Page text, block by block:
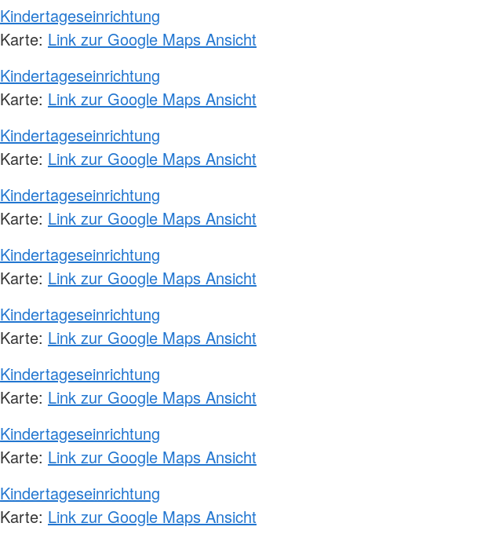
Kindertageseinrichtung
Karte: Link zur Google Maps Ansicht
Kindertageseinrichtung
Karte: Link zur Google Maps Ansicht
Kindertageseinrichtung
Karte: Link zur Google Maps Ansicht
Kindertageseinrichtung
Karte: Link zur Google Maps Ansicht
Kindertageseinrichtung
Karte: Link zur Google Maps Ansicht
Kindertageseinrichtung
Karte: Link zur Google Maps Ansicht
Kindertageseinrichtung
Karte: Link zur Google Maps Ansicht
Kindertageseinrichtung
Karte: Link zur Google Maps Ansicht
Kindertageseinrichtung
Karte: Link zur Google Maps Ansicht